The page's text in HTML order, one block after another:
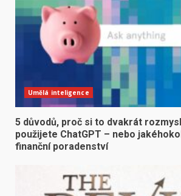
Umělá inteligence
5 důvodů, proč si to dvakrát
použijete ChatGPT – nebo
finanční poradenství